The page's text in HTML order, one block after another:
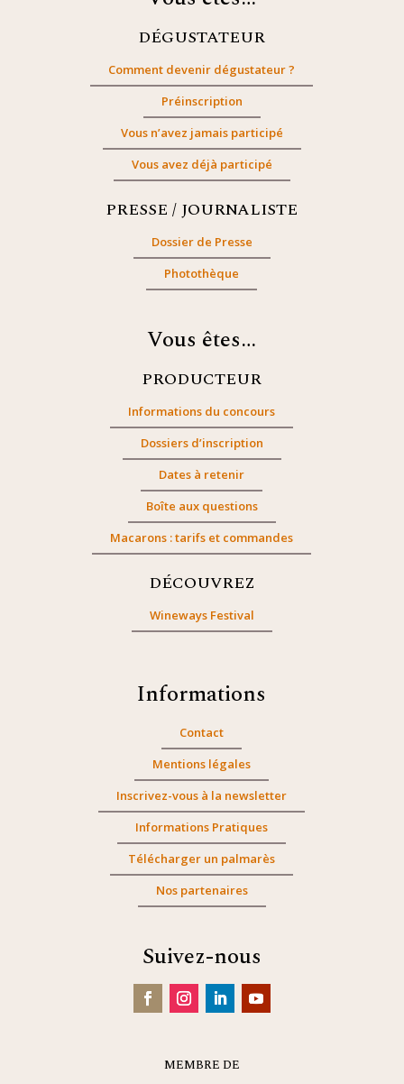
DÉGUSTATEUR
Comment devenir dégustateur ?
Préinscription
Vous n’avez jamais participé
Vous avez déjà participé
PRESSE / JOURNALISTE
Dossier de Presse
Photothèque
Vous êtes…
PRODUCTEUR
Informations du concours
Dossiers d’inscription
Dates à retenir
Boîte aux questions
Macarons : tarifs et commandes
DÉCOUVREZ
Wineways Festival
Informations
Contact
Mentions légales
Inscrivez-vous à la newsletter
Informations Pratiques
Télécharger un palmarès
Nos partenaires
Suivez-nous
MEMBRE DE